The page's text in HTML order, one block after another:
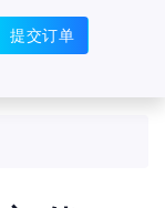
提交订单